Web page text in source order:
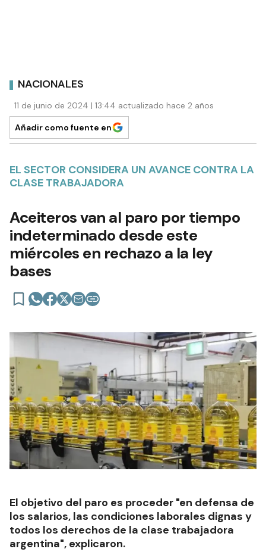
NACIONALES
11 de junio de 2024 | 13:44 actualizado hace 2 años
Añadir como fuente en
EL SECTOR CONSIDERA UN AVANCE CONTRA LA
CLASE TRABAJADORA
Aceiteros van al paro por tiempo
indeterminado desde este
miércoles en rechazo a la ley
bases
El objetivo del paro es proceder "en defensa de
los salarios, las condiciones laborales dignas y
todos los derechos de la clase trabajadora
argentina", explicaron.